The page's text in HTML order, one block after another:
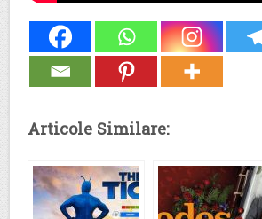
Articole Similare: